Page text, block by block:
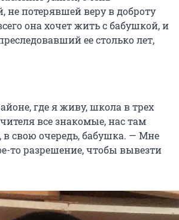
не потерявшей веру в доброту
она хочет жить с бабушкой, и
ее столько лет,
где я живу, школа в трех
все знакомые, нас там
в свою очередь, бабушка. — Мне
то разрешение, чтобы вывезти